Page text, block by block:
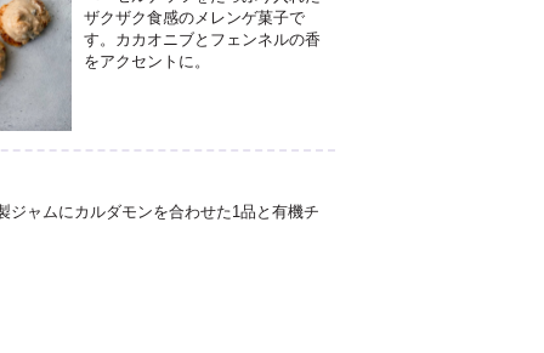
ザクザク食感のメレンゲ菓子で
す。カカオニブとフェンネルの香
をアクセントに。
ジャムにカルダモンを合わせた1品と有機チ